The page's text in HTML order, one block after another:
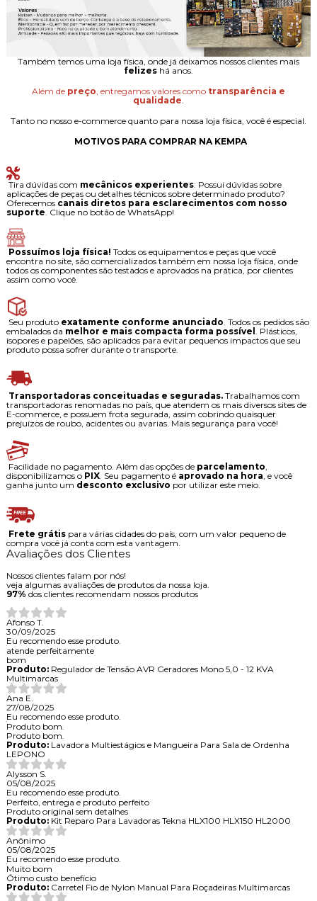
Também temos uma loja física, onde já deixamos nossos clientes mais
felizeshá anos.
Além de preço, entregamos valores como transparência e
qualidade.
Tanto no nosso e-commerce quanto para nossa loja física, você é especial.
MOTIVOS PARA COMPRAR NA KEMPA
Tira dúvidas com mecânicos experientes: Possui dúvidas sobre
aplicações de peças ou detalhes técnicos sobre determinado produto?
Oferecemos canais diretos para esclarecimentos com nosso
suporte. Clique no botão de WhatsApp!
Possuímos loja física! Todos os equipamentos e peças que você
encontra no site, são comercializados também em nossa loja física, onde
todos os componentes são testados e aprovados na prática, por clientes
assim como você.
Seu produto exatamente conforme anunciado. Todos os pedidos são
embalados da melhor e mais compacta forma possível . Plásticos,
isopores e papelões, são aplicados para evitar pequenos impactos que seu
produto possa sofrer durante o transporte.
Transportadoras conceituadas e seguradas.Trabalhamos com
transportadoras renomadas no país, que atendem os mais diversos sites de
E-commerce, e possuem frota segurada, assim cobrindo quaisquer
prejuízos de roubo, acidentes ou avarias. Mais segurança para você!
Facilidade no pagamento. Além das opções de parcelamento,
disponibilizamos o PIX. Seu pagamento é aprovado na hora, e você
ganha junto um desconto exclusivo por utilizar este meio.
Frete grátispara várias cidades do país, com um valor pequeno de
compra você já conta com esta vantagem.
Avaliações dos Clientes
Nossos clientes falam por nós!
veja algumas avaliações de produtos da nossa loja.
97% dos clientes recomendam nossos produtos
Afonso T.
30/09/2025
Eu recomendo esse produto.
atende perfeitamente
bom
Produto:Regulador de Tensão AVR Geradores Mono 5,0 - 12 KVA
Multimarcas
Ana E.
27/08/2025
Eu recomendo esse produto.
Produto bom.
Produto bom.
Produto:Lavadora Multiestágios e Mangueira Para Sala de Ordenha
LEPONO
Alysson S.
05/08/2025
Eu recomendo esse produto.
Perfeito, entrega e produto perfeito
Produto original sem detalhes
Produto:Kit Reparo Para Lavadoras Tekna HLX100 HLX150 HL2000
Anônimo
05/08/2025
Eu recomendo esse produto.
Muito bom
Ótimo custo benefício
Produto:Carretel Fio de Nylon Manual Para Roçadeiras Multimarcas